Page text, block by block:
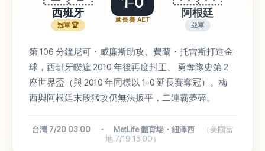
西班牙
冠軍 🏆
延長賽 AET
阿根廷
亞軍
第 106 分鐘尼可・威廉斯助攻、費蘭・托雷斯打進金
球，西班牙睽違 2010 年後再度封王、 勇奪隊史第 2
座世界盃（與 2010 年同樣以 1-0 延長賽奪冠）。梅
西與阿根廷末段猛攻仍無法扳平，二連霸夢碎。
台灣 7/20 03:00 ・ MetLife 體育場・紐澤西
（美國當
地 7/19 15:00）